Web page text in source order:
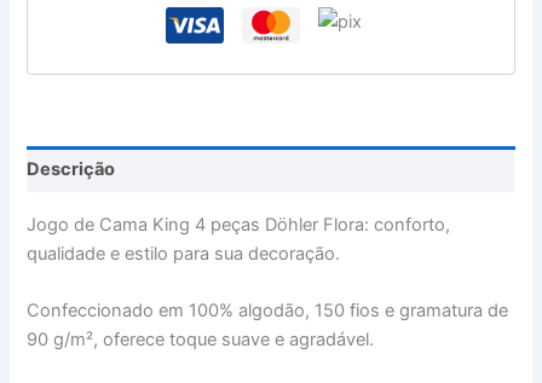
Descrição
Jogo de Cama King 4 peças Döhler Flora: conforto,
qualidade e estilo para sua decoração.
Confeccionado em 100% algodão, 150 fios e gramatura de
90 g/m², oferece toque suave e agradável.